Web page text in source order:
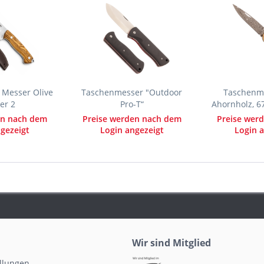
Olive
2
nach dem
Taschenmesser "Outdoor
Pro-T“
Preise werden nach dem
Login angezeigt
Ahornholz,
Preise
Login
Wir sind Mitglied